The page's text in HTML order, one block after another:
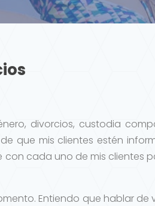
divorcios, custodia
que mis clientes estén
cada uno de mis clientes
Entiendo que hablar de